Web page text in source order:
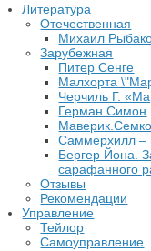
Литература
Отечественная
Михаил
Зарубежная
Питер Сенге
Малхорта
Черчиль Г.
Герман Симон
Маверик.Семко
Саммерхилл –
Бергер Йона.
сарафанного
Отзывы
Рекомендации
Управление
Тейлор
Самоуправление